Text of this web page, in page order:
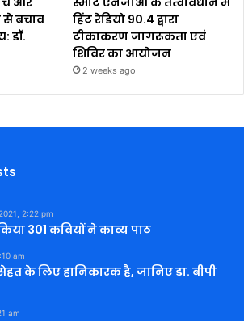
से बचाव
डॉ.
हिंट रेडियो 90.4 द्वारा
टीकाकरण जागरूकता एवं
शिविर का आयोजन
2 weeks ago
2:22 pm
301 कवियों ने काव्य पाठ
am
के लिए हानिकारक है, जानिए डा. बीपी
am